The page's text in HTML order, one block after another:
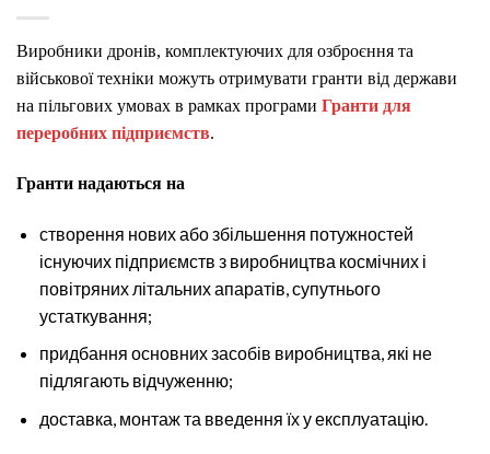
Виробники дронів, комплектуючих для озброєння та
військової техніки можуть отримувати гранти від держави
на пільгових умовах в рамках програми Гранти для
переробних підприємств.
Гранти надаються на
створення нових або збільшення потужностей
існуючих підприємств з виробництва космічних і
повітряних літальних апаратів, супутнього
устаткування;
придбання основних засобів виробництва, які не
підлягають відчуженню;
доставка, монтаж та введення їх у експлуатацію.